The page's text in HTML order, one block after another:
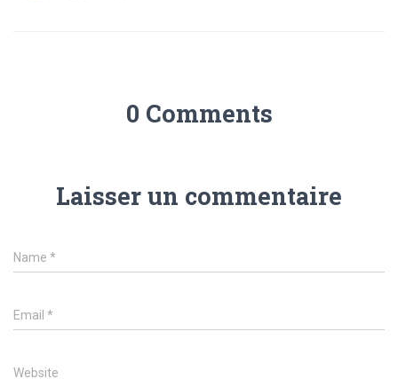
0 Comments
Laisser un commentaire
Name *
Email *
Website